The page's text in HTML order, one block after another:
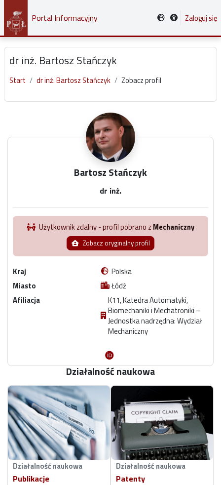
Przejdź do głównej zawartości
Portal Informacyjny Zaloguj się
dr inż. Bartosz Stańczyk
Start dr inż. Bartosz Stańczyk Zobacz profil
Bartosz Stańczyk
dr inż.
Użytkownik zdalny - profil pobrano z Mechaniczny
Zobacz oryginalny profil
Kraj
Polska
Miasto
Łódź
Afiliacja
K11, Katedra Automatyki,
Biomechaniki i Mechatroniki –
Jednostka nadrzędna: Wydział
Mechaniczny
Działalność naukowa
Działalność naukowa
Publikacje
Działalność naukowa
Patenty